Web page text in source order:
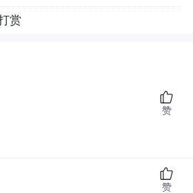
赏
赞
赞